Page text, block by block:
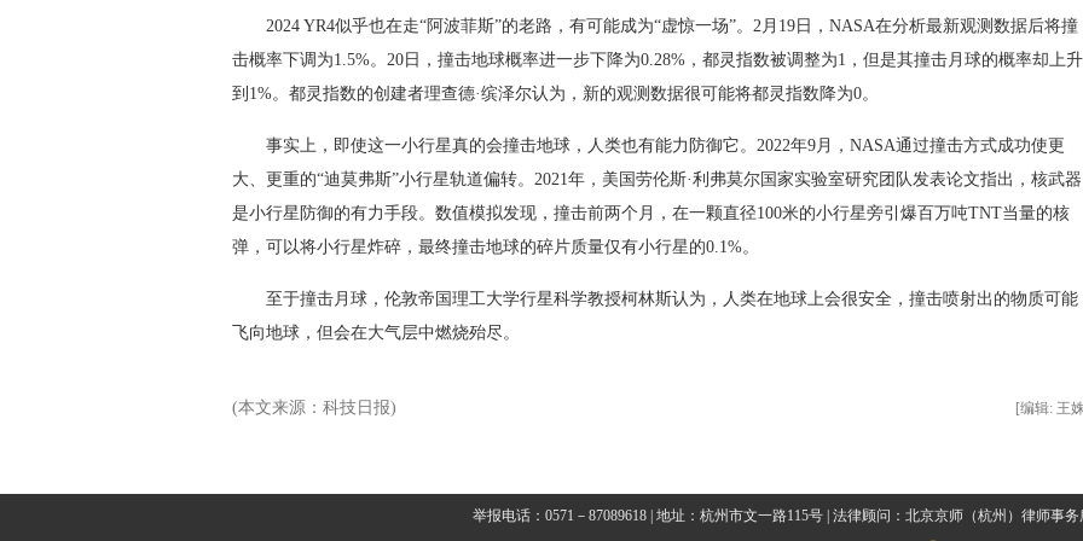
2024 YR4似乎也在走“阿波菲斯”的老路，有可能成为“虚惊一场”。2月19日，NASA在分析最新观测数据后将撞
击概率下调为1.5%。20日，撞击地球概率进一步下降为0.28%，都灵指数被调整为1，但是其撞击月球的概率却上升
到1%。都灵指数的创建者理查德·缤泽尔认为，新的观测数据很可能将都灵指数降为0。
事实上，即使这一小行星真的会撞击地球，人类也有能力防御它。2022年9月，NASA通过撞击方式成功使更
大、更重的“迪莫弗斯”小行星轨道偏转。2021年，美国劳伦斯·利弗莫尔国家实验室研究团队发表论文指出，核武器
是小行星防御的有力手段。数值模拟发现，撞击前两个月，在一颗直径100米的小行星旁引爆百万吨TNT当量的核
弹，可以将小行星炸碎，最终撞击地球的碎片质量仅有小行星的0.1%。
至于撞击月球，伦敦帝国理工大学行星科学教授柯林斯认为，人类在地球上会很安全，撞击喷射出的物质可能
飞向地球，但会在大气层中燃烧殆尽。
[编辑: 王
(本文来源：科技日报)
举报电话：0571－87089618 | 地址：杭州市文一路115号 | 法律顾问：北京京师（杭州）律师事